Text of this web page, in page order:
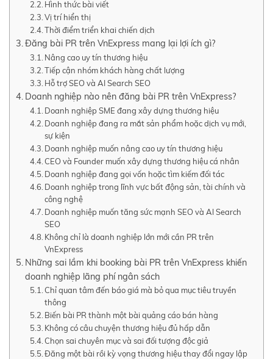
Hình thức bài viết
Vị trí hiển thị
Thời điểm triển khai chiến dịch
Đăng bài PR trên VnExpress mang lại lợi ích gì?
Nâng cao uy tín thương hiệu
Tiếp cận nhóm khách hàng chất lượng
Hỗ trợ SEO và AI Search SEO
Doanh nghiệp nào nên đăng bài PR trên VnExpress?
Doanh nghiệp SME đang xây dựng thương hiệu
Doanh nghiệp đang ra mắt sản phẩm hoặc dịch vụ mới,
sự kiện
Doanh nghiệp muốn nâng cao uy tín thương hiệu
CEO và Founder muốn xây dựng thương hiệu cá nhân
Doanh nghiệp đang gọi vốn hoặc tìm kiếm đối tác
Doanh nghiệp trong lĩnh vực bất động sản, tài chính và
công nghệ
Doanh nghiệp muốn tăng sức mạnh SEO và AI Search
SEO
Không chỉ là doanh nghiệp lớn mới cần PR trên
VnExpress
Những sai lầm khi booking bài PR trên VnExpress khiến
doanh nghiệp lãng phí ngân sách
Chỉ quan tâm đến báo giá mà bỏ qua mục tiêu truyền
thông
Biến bài PR thành một bài quảng cáo bán hàng
Không có câu chuyện thương hiệu đủ hấp dẫn
Chọn sai chuyên mục và sai đối tượng độc giả
Đăng một bài rồi kỳ vọng thương hiệu thay đổi ngay lập